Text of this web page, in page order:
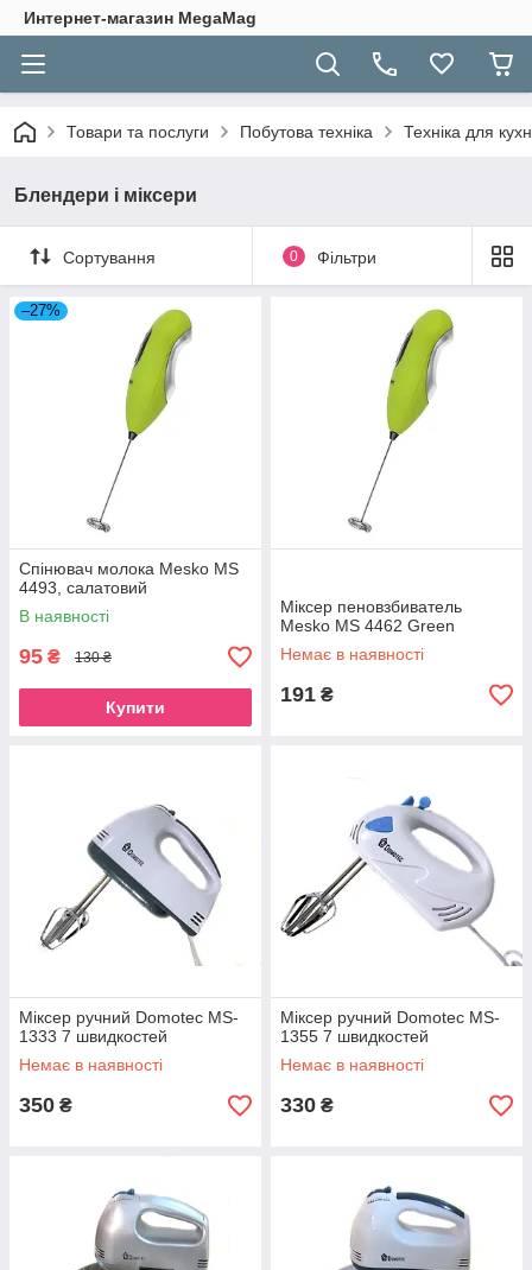
Интернет-магазин MegaMag
Товари та послуги Побутова техніка Техніка для
Блендери і міксери
Сортування 0 Фільтри
–27%
Спінювач молока Mesko MS
4493, салатовий
В наявності
95 ₴ 130 ₴
Купити
Міксер пеновзбиватель
Mesko MS 4462 Green
Немає в наявності
191 ₴
Міксер ручний Domotec MS-
1333 7 швидкостей
Немає в наявності
350 ₴
Міксер ручний Domotec MS-
1355 7 швидкостей
Немає в наявності
330 ₴